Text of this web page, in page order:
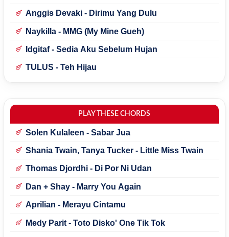
Anggis Devaki - Dirimu Yang Dulu
Naykilla - MMG (My Mine Gueh)
Idgitaf - Sedia Aku Sebelum Hujan
TULUS - Teh Hijau
PLAY THESE CHORDS
Solen Kulaleen - Sabar Jua
Shania Twain, Tanya Tucker - Little Miss Twain
Thomas Djordhi - Di Por Ni Udan
Dan + Shay - Marry You Again
Aprilian - Merayu Cintamu
Medy Parit - Toto Disko' One Tik Tok